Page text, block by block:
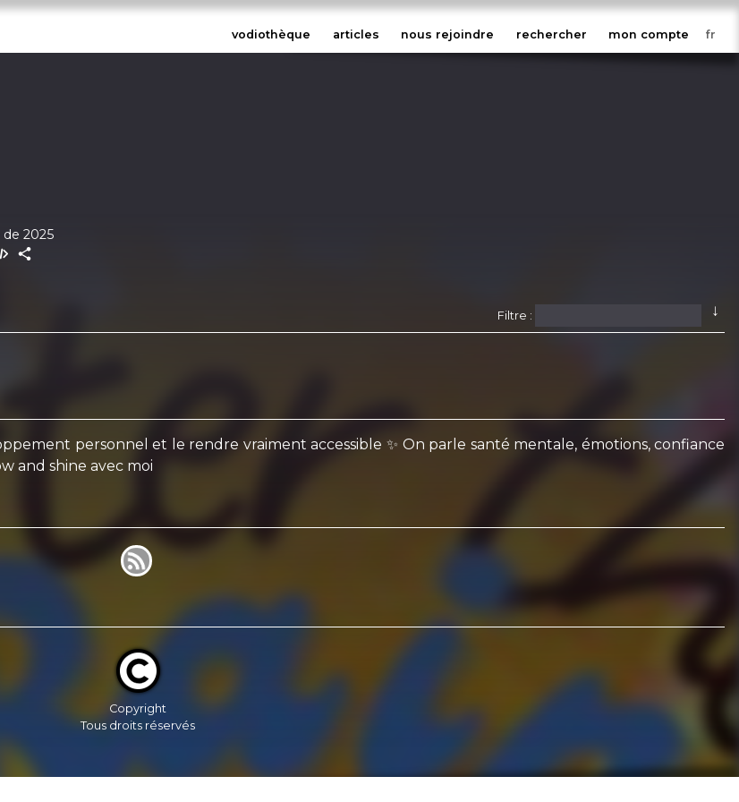
vodiothèque articles nous rejoindre rechercher mon compte
2025
↓
Filtre :
personnel et le rendre vraiment accessible ✨ On parle santé mentale, émotions, confiance
and shine avec moi
Copyright
Tous droits réservés